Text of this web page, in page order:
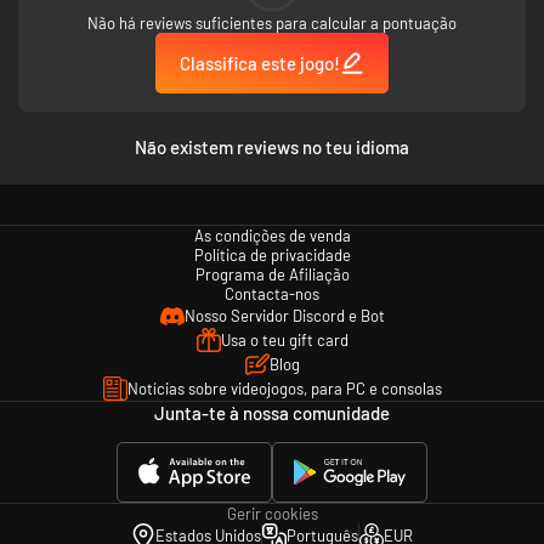
Não há reviews suficientes para calcular a pontuação
Classifica este jogo!
Não existem reviews no teu idioma
As condições de venda
Política de privacidade
Programa de Afiliação
Contacta-nos
Nosso Servidor Discord e Bot
Usa o teu gift card
Blog
Notícias sobre videojogos, para PC e consolas
Junta-te à nossa comunidade
Gerir cookies
Estados Unidos
Português EUR